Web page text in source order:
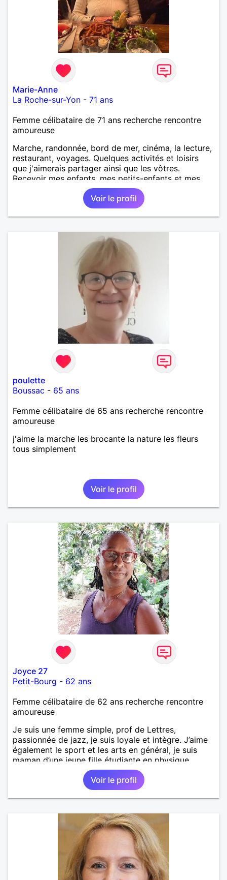
Marie-Anne
La Roche-sur-Yon - 71 ans
Femme célibataire de 71 ans recherche rencontre
amoureuse
Marche, randonnée, bord de mer, cinéma, la lecture,
restaurant, voyages. Quelques activités et loisirs
que j'aimerais partager ainsi que les vôtres.
Recevoir mes enfants, mes petits-enfants et mes
amis. Bénévolat auprès des enfants à l’école, pour le
cinéma indépendant... Se rencontrer, être à l’écoute,
échanger avec une personne de confiance, pour une
vie de partage, de tendresse. Les voyages et où
dehors des sentiers battus me raviraient. Je
m'engage à répondre à votre message. Au plaisir de
Voir le profil
poulette
Boussac - 65 ans
Femme célibataire de 65 ans recherche rencontre
amoureuse
j'aime la marche les brocante la nature les fleurs
tous simplement
Voir le profil
Joyce 27
Petit-Bourg - 62 ans
Femme célibataire de 62 ans recherche rencontre
amoureuse
Je suis une femme simple, prof de Lettres,
passionnée de jazz, je suis loyale et intègre. J’aime
également le sport et les arts en général, je suis
maman d’une jeune fille étudiante en physique
Voir le profil